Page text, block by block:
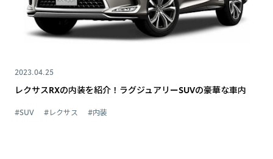
2023.04.25
レクサスRXの内装を紹介！ラグジュアリーSUVの豪華な車内
#SUV #レクサス #内装